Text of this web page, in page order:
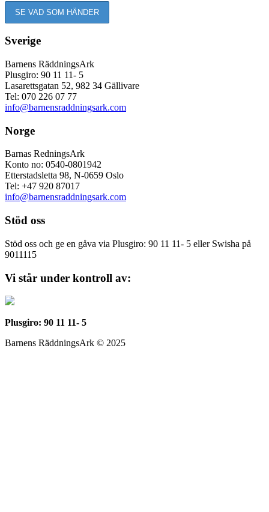
Sverige
Barnens RäddningsArk
Plusgiro: 90 11 11- 5
Lasarettsgatan 52, 982 34 Gällivare
Tel: 070 226 07 77
info@barnensraddningsark.com
Norge
Barnas RedningsArk
Konto no: 0540-0801942
Etterstadsletta 98, N-0659 Oslo
Tel: +47 920 87017
info@barnensraddningsark.com
Stöd oss
Stöd oss och ge en gåva via Plusgiro: 90 11 11- 5 eller Swisha på
9011115
Vi står under kontroll av:
Plusgiro: 90 11 11- 5
Barnens RäddningsArk © 2025